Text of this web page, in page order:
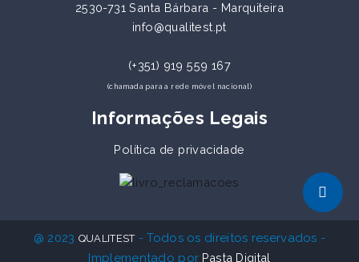
2530-731 Santa Bárbara - Marquiteira
info@qualitest.pt
(+351) 919 559 167
(chamada para a rede móvel nacional)
Informações Legais
Política de privacidade
@ 2023 QUALITEST- Todos os direitos reservados -
Implementado por Pasta Digital